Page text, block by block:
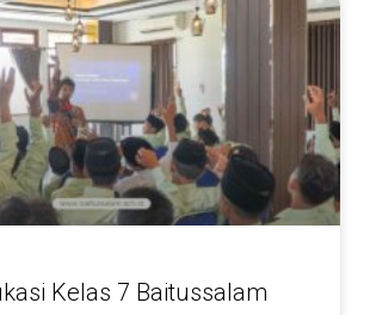
Kelas 7 Baitussalam